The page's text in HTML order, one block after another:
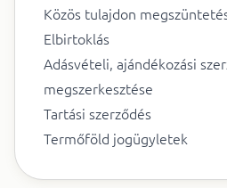
Közös tulajdon
Elbirtoklás
Adásvételi, ajándékozási
megszerkesztése
Tartási szerződés
Termőföld jogügyletek